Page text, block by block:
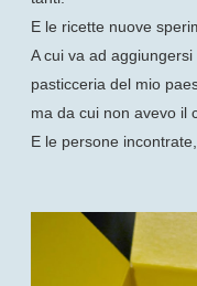
E le ricette nuove
A cui va ad
pasticceria del mio
ma da cui non avevo il
E le persone